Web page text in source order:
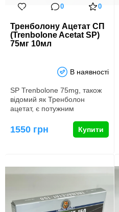
0 0
Тренболону Ацетат СП
(Trenbolone Acetat SP)
75мг 10мл
В наявності
SP Trenbolone 75mg, також
відомий як Тренболон
ацетат, є потужним
виробленим …
1550 грн Купити